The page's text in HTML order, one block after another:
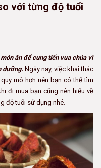
với từng độ tuổi
ăn để cung tiến vua chúa vì
dưỡng. Ngày nay, việc khai thác
mô hơn nên bạn có thể tìm
đi mua bạn cũng nên hiểu về
độ tuổi sử dụng nhé.